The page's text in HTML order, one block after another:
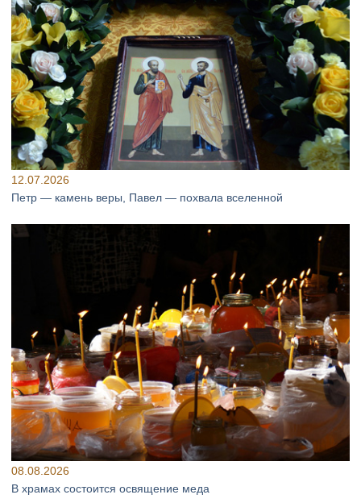
12.07.2026
Петр — камень веры, Павел — похвала вселенной
08.08.2026
В храмах состоится освящение меда